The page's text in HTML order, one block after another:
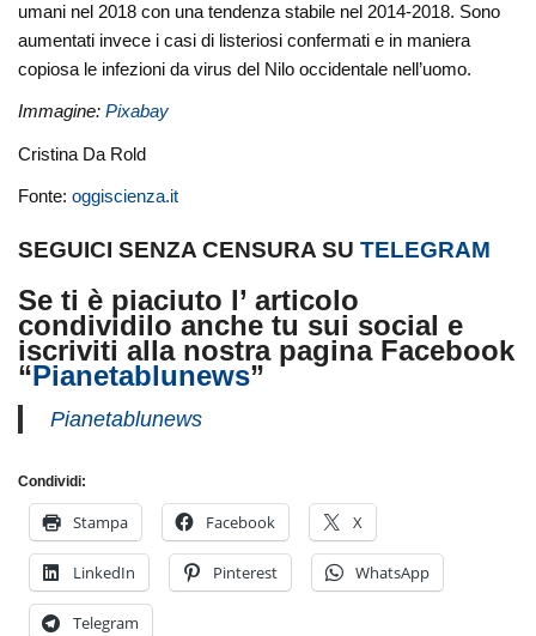
umani nel 2018 con una tendenza stabile nel 2014-2018. Sono
aumentati invece i casi di listeriosi confermati e in maniera
copiosa le infezioni da virus del Nilo occidentale nell’uomo.
Immagine:Pixabay
Cristina Da Rold
Fonte: oggiscienza.it
SEGUICI SENZA CENSURA SUTELEGRAM
Se ti è piaciuto l’ articolo
condividiloanche tu sui social e
iscriviti alla nostra pagina Facebook
“Pianetablunews”
Pianetablunews
Condividi:
Stampa Facebook X
LinkedIn Pinterest WhatsApp
Telegram